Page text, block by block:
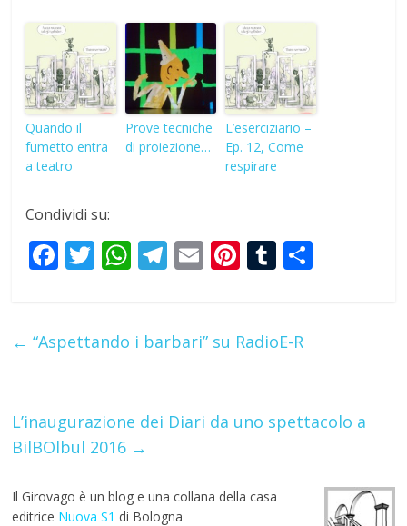
Quando il
fumetto entra
a teatro
Prove tecniche
di proiezione…
L’eserciziario –
Ep. 12, Come
respirare
Condividi su:
F
b
k
T
er
W
s
p
T
gr
E
l
Pi
e
T
bl
← “Aspettando i barbari” su RadioE-R
L’inaugurazione dei Diari da uno spettacolo a
BilBOlbul 2016 →
Il Girovago è un blog e una collana della casa
editrice Nuova S1 di Bologna